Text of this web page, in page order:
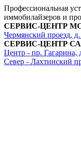
Профессиональная
иммобилайзеров и
СЕРВИС-ЦЕНТР
Чермянский проезд, д.
СЕРВИС-ЦЕНТР
Центр - пр.
Север - Лахтинский